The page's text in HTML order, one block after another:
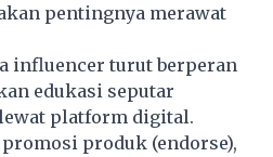
pentingnya merawat
influencer turut berperan
edukasi seputar
platform digital.
produk (endorse),